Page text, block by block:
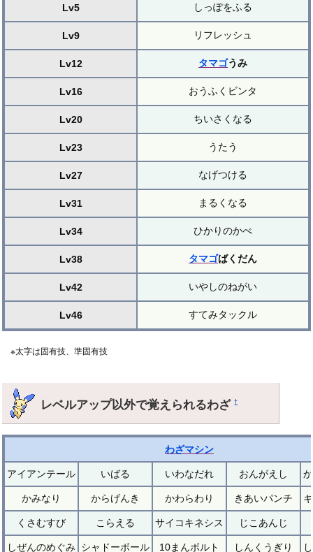
Lv5 しっぽをふる
Lv9 リフレッシュ
Lv12 タマゴうみ
Lv16 おうふくビンタ
Lv20 ちいさくなる
Lv23 うたう
Lv27 なげつける
Lv31 まるくなる
Lv34 ひかりのかべ
Lv38 タマゴばくだん
Lv42 いやしのねがい
Lv46 すてみタックル
※太字は固有技、準固有技
レベルアップ以外で覚えられるわざ†
わざマシン
アイアンテール いばる いわなだれ おんがえし
かみなり からげんき かわらわり きあいパンチ
くさむすび こらえる サイコキネシス じこあんじ
しぜんのめぐみ シャドーボール 10まんボルト しんくうぎり